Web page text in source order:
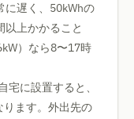
に遅く、50kWhの
上かかること
）なら8〜17時
宅に設置すると、
ます。外出先の